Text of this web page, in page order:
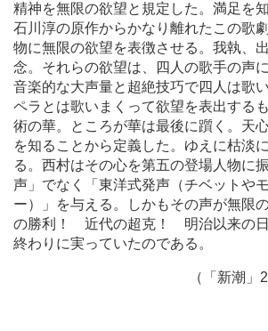
精神を無限の欲望と規定した。満足を
石川淳の原作からかなり離れたこの歌
物に無限の欲望を表徴させる。我執、
念。それらの欲望は、四人の歌手の声
音楽的な大声量と超絶技巧で四人は歌
ペラとは歌いまくって欲望を表出する
術の華。ところが華は最後に躓く。天
を知ることから定義した。ゆえに枯淡
る。西村はその心を第五の登場人物に
声」でなく「東洋式発声（チベットや
ー）」を与える。しかもその声が無限
の勝利！ 近代の超克！ 明治以来の
終わりに実っていたのである。
（「新潮」